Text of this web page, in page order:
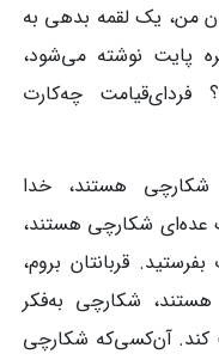
من، یک لقمه بدهی به
پایت نوشته می‌شود،
فردای‌قیامت چه‌کارت
هستند، خدا
شکارچی هستند،
قربانتان بروم،
شکارچی به‌فکر
کند. آن‌کسی‌که شکارچی